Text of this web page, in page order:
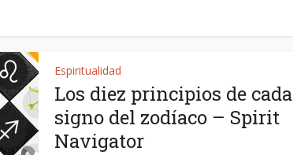
Espiritualidad
Los diez principios de cada
signo del zodíaco – Spirit
Navigator